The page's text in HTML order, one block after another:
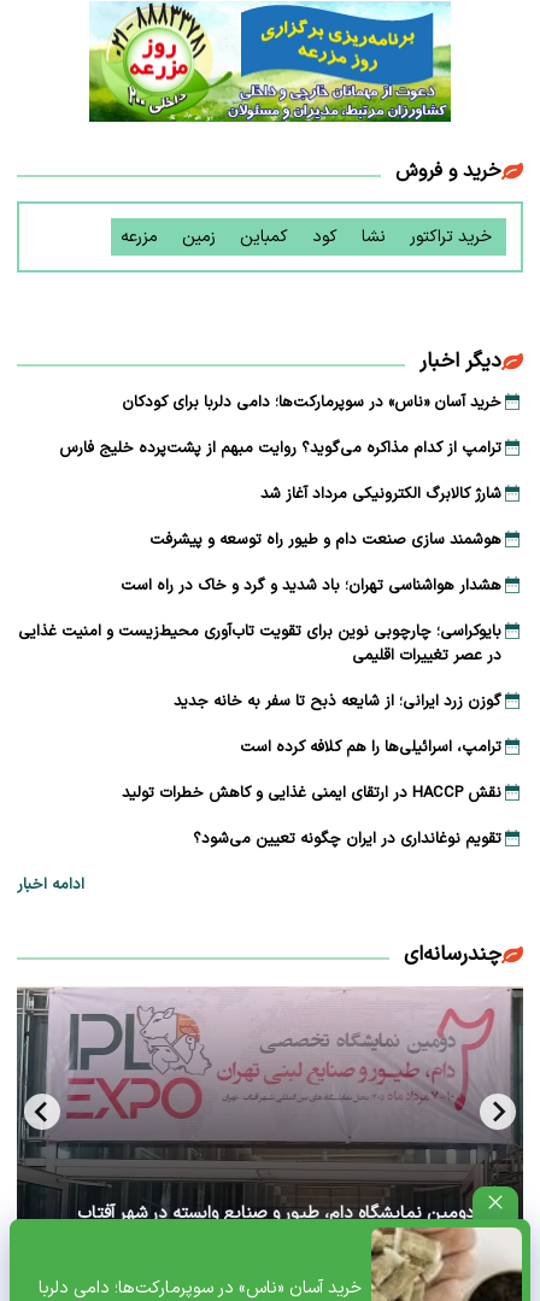
خرید آسان «ناس» در سوپرمارکت‌ها؛ دامی دلربا
خرید و فروش
خرید تراکتور نشا کود کمباین زمین مزرعه
دیگر اخبار
خرید آسان «ناس» در سوپرمارکت‌ها؛ دامی دلربا برای کودکان
ترامپ از کدام مذاکره می‌گوید؟ روایت مبهم از پشت‌پرده خلیج فارس
شارژ کالابرگ الکترونیکی مرداد آغاز شد
هوشمند سازی صنعت دام و طیور راه توسعه و پیشرفت
هشدار هواشناسی تهران؛ باد شدید و گرد و خاک در راه است
بایوکراسی؛ چارچوبی نوین برای تقویت تاب‌آوری محیط‌زیست و امنیت غذایی
در عصر تغییرات اقلیمی
گوزن زرد ایرانی؛ از شایعه ذبح تا سفر به خانه جدید
ترامپ، اسرائیلی‌ها را هم کلافه کرده است
نقش HACCP در ارتقای ایمنی غذایی و کاهش خطرات تولید
تقویم نوغانداری در ایران چگونه تعیین می‌شود؟
ادامه اخبار
چندرسانه‌ای
آغاز دومین نمایشگاه دام، طیور و صنایع وابسته در شهر آفتاب
تهران+ ویدئو